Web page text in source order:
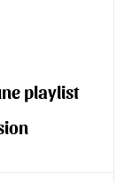
playlist